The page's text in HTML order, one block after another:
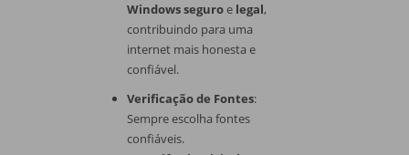
Windows seguroe legal,
contribuindo para uma
internet mais honesta e
confiável.
Verificação de Fontes:
Sempre escolha fontes
confiáveis.